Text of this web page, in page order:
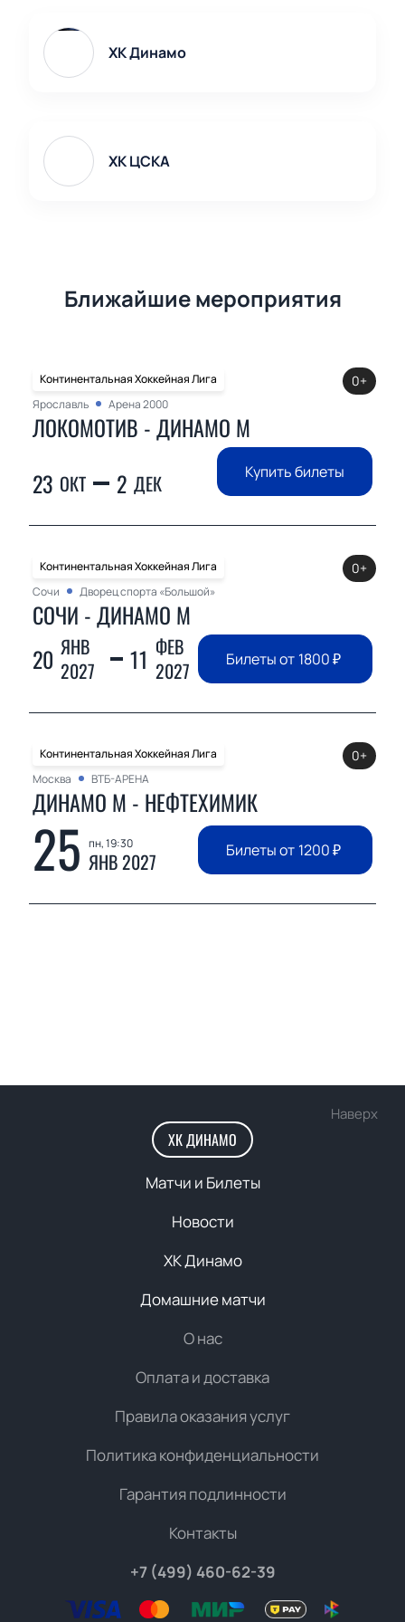
ХК Динамо
ХК ЦСКА
Ближайшие мероприятия
Континентальная Хоккейная Лига
Ярославль
Арена 2000
ЛОКОМОТИВ - ДИНАМО М
23 ОКТ 2 ДЕК
0+
Купить билеты
Континентальная Хоккейная Лига
Сочи
Дворец спорта «Большой»
СОЧИ - ДИНАМО М
20 ЯНВ
2027
11 ФЕВ
2027
0+
Билеты от 1800₽
Континентальная Хоккейная Лига
Москва
ВТБ-АРЕНА
ДИНАМО М - НЕФТЕХИМИК
25 пн, 19:30
ЯНВ 2027
0+
Билеты от 1200₽
Наверх
ХК ДИНАМО
Матчи и Билеты
Новости
ХК Динамо
Домашние матчи
О нас
Оплата и доставка
Правила оказания услуг
Политика конфиденциальности
Гарантия подлинности
Контакты
+7 (499) 460-62-39